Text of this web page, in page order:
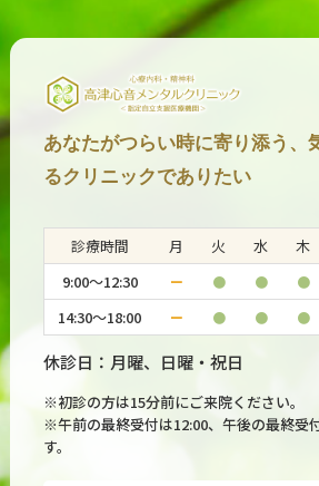
あなたがつらい時に寄り添う、
るクリニックでありたい
診療時間 月 火 水 木
9:00～12:30
ー ● ● ●
14:30～18:00 ー ● ● ●
休診日：月曜、日曜・祝日
※初診の方は15分前にご来院ください。
※午前の最終受付は12:00、午後の最終受
す。